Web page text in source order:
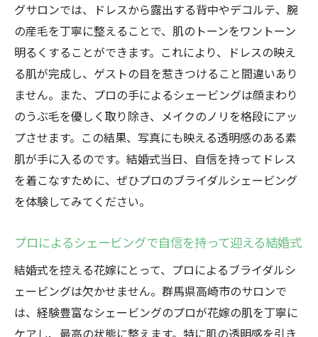
プロの技が輝く群馬県高崎市のブライダルシェ
ービングで最高の花嫁に
技術が光るプロフェッショナルのシェービ
ング
群馬県高崎市のシェービングサロンの選び
方
リラックスした空間での特別なシェービン
グ体験
花嫁のために用意されたオーダーメイドシ
最高の花嫁姿を実現するためのシェービン
グ技術
プロの手で叶える最高の結婚式準備
群馬県高崎市で叶える理想の花嫁姿プロのブラ
イダルシェービングとは
グサロンでは、ドレスから露出する背中やデコルテ、腕
の産毛を丁寧に整えることで、肌のトーンをワントーン
明るくすることができます。これにより、ドレスの映え
る肌が完成し、ゲストの目を惹きつけること間違いあり
ません。また、プロの手によるシェービングは顔まわり
のうぶ毛を優しく取り除き、メイクのノリを格段にアッ
プさせます。この結果、写真にも映える透明感のある素
肌が手に入るのです。結婚式当日、自信を持ってドレス
を着こなすために、ぜひプロのブライダルシェービング
を体験してみてください。
プロによるシェービングで自信を持って迎える結婚式
結婚式を控える花嫁にとって、プロによるブライダルシ
ェービングは欠かせません。群馬県高崎市のサロンで
は、経験豊富なシェービングのプロが花嫁の肌を丁寧に
ケアし、最高の状態に整えます。特に肌の透明感を引き